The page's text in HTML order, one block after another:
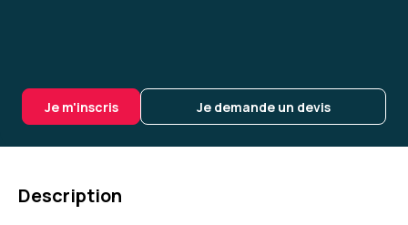
Je m'inscris Je demande un devis
Description